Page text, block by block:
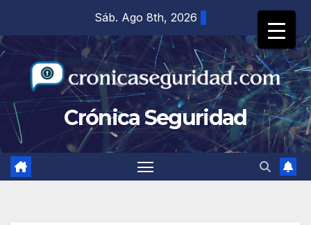
contenido
Sáb. Ago 8th, 2026
Crónica Seguridad